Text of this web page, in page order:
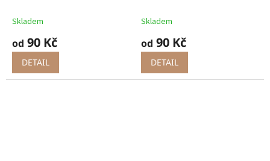
Skladem
od 90 Kč
DETAIL
Skladem
od 90 Kč
DETAIL